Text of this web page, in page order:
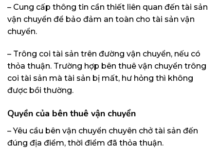
– Cung cấp thông tin cần thiết liên quan đến tài sản
vận chuyển để bảo đảm an toàn cho tài sản vận
chuyển.
– Trông coi tài sản trên đường vận chuyển, nếu có
thỏa thuận. Trường hợp bên thuê vận chuyển trông
coi tài sản mà tài sản bị mất, hư hỏng thì không
được bồi thường.
Quyền của bên thuê vận chuyển
– Yêu cầu bên vận chuyển chuyên chở tài sản đến
đúng địa điểm, thời điểm đã thỏa thuận.